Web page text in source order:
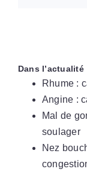
Dans l’actualité
Rhume :
Angine :
Mal de
soulager
Nez